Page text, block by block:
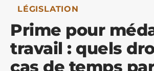
LÉGISLATION
Prime pour
travail : quels
cas de temps